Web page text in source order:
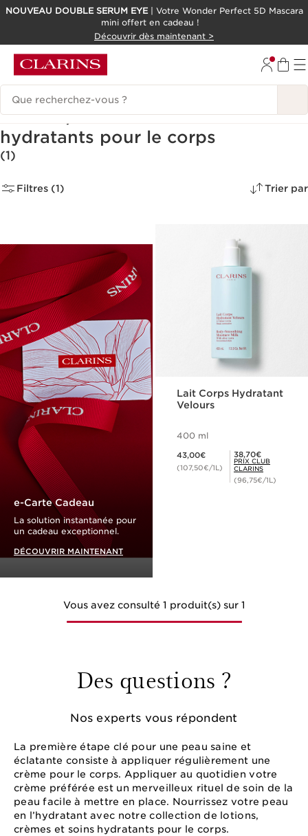
ALLER AU CONTENU
NOUVEAU DOUBLE SERUM EYE| Votre Wonder Perfect 5D Mascara
mini offert en cadeau !
Découvrir dès maintenant >
Historique des recherches
Crèmes, lotions et soins
hydratants pour le corps
(1)
Filtres (1) Trier par
e-Carte Cadeau
La solution instantanée pour
un cadeau exceptionnel.
DÉCOUVRIR MAINTENANT
Lait Corps Hydratant
Velours
400 ml
43,00€
(107,50€/1L)
Prix Club Clarins 38,70€
38,70€
PRIX CLUB
CLARINS
(96,75€/1L)
Vous avez consulté 1 produit(s) sur 1
Des questions ?
Nos experts vous répondent
La première étape clé pour une peau saine et
éclatante consiste à appliquer régulièrement une
crème pour le corps. Appliquer au quotidien votre
crème préférée est un merveilleux rituel de soin de la
peau facile à mettre en place. Nourrissez votre peau
en l’hydratant avec notre collection de lotions,
crèmes et soins hydratants pour le corps.